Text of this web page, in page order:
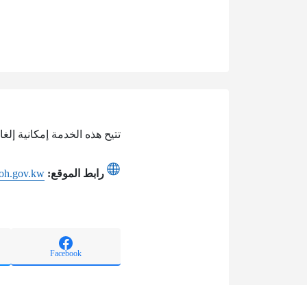
تتيح هذه الخدمة إمكانية
رابط الموقع:
Facebook